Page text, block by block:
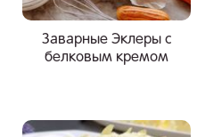
Заварные Эклеры с
белковым кремом